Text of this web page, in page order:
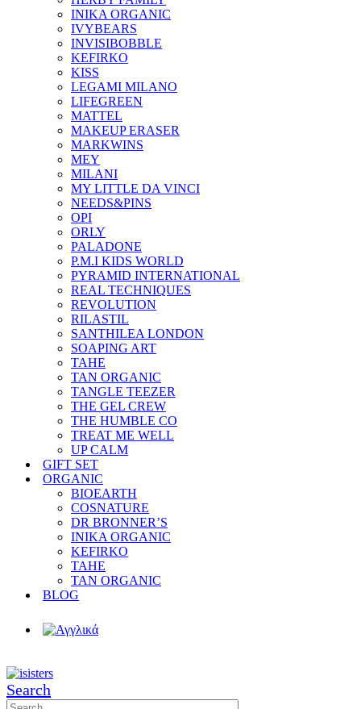
INIKA ORGANIC
IVYBEARS
INVISIBOBBLE
KEFIRKO
KISS
LEGAMI MILANO
LIFEGREEN
MATTEL
MAKEUP ERASER
MARKWINS
MEY
MILANI
MY LITTLE DA VINCI
NEEDS&PINS
OPI
ORLY
PALADONE
P.M.I KIDS WORLD
PYRAMID INTERNATIONAL
REAL TECHNIQUES
REVOLUTION
RILASTIL
SANTHILEA LONDON
SOAPING ART
TAHE
TAN ORGANIC
TANGLE TEEZER
THE GEL CREW
THE HUMBLE CO
TREAT ME WELL
UP CALM
GIFT SET
ORGANIC
BIOEARTH
COSNATURE
DR BRONNER’S
INIKA ORGANIC
KEFIRKO
TAHE
TAN ORGANIC
BLOG
Search